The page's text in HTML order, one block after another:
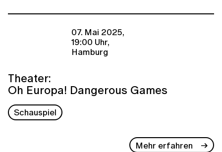
07. Mai 2025,
19:00 Uhr,
Hamburg
Theater:
Oh Europa! Dangerous Games
Schauspiel
Mehr erfahren